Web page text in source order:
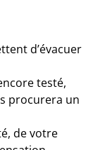
d’évacuer
testé,
procurera un
de votre